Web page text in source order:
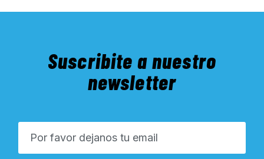
Suscribite a nuestro
newsletter